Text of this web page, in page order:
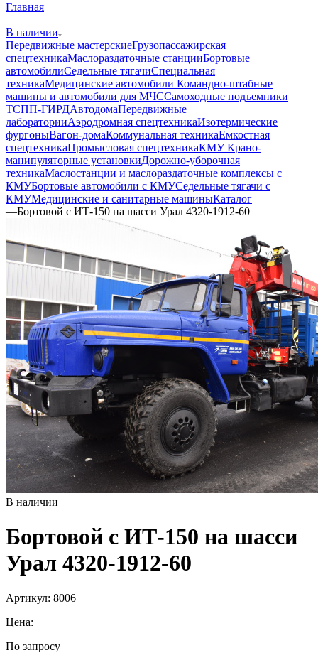
Главная
—
В наличии
Передвижные мастерскиеГрузопассажирская
спецтехникаМаслораздаточные станцииБортовые
автомобилиСедельные тягачиСпециальная
техникаМедицинские автомобили Командно-штабные
машины и автомобили для МЧССамоходные подъемники
ТСПП-ГИРДАвтодомаПередвижные
лабораторииАэродромная спецтехникаИзотермические
фургоныВагон-домаКоммунальная техникаЕмкостная
спецтехникаПромысловая спецтехникаКМУ Крано-
манипуляторные установкиДорожно-уборочная
техникаМаслостанции и маслораздаточные комплексы с
КМУБортовые автомобили с КМУСедельные тягачи с
КМУМедицинские и санитарные машиныКаталог
—Бортовой с ИТ-150 на шасси Урал 4320-1912-60
В наличии
Бортовой с ИТ-150 на шасси
Урал 4320-1912-60
Артикул: 8006
Цена:
По запросу